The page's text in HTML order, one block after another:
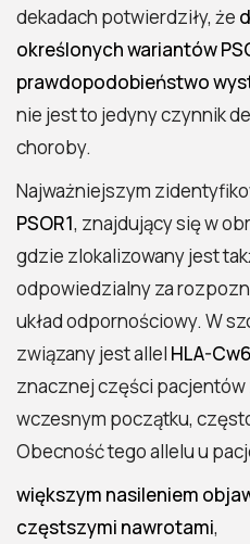
dekadach potwierdziły, że
określonych wariantów
prawdopodobieństwo
nie jest to jedyny czynnik
choroby.
Najważniejszym
PSOR1, znajdujący się w
gdzie zlokalizowany jest
odpowiedzialny za
układ odpornościowy. W
związany jest allel HLA-Cw6
znacznej części pacjentów
wczesnym początku,
Obecność tego allelu u
większym nasileniem
częstszymi nawrotami,